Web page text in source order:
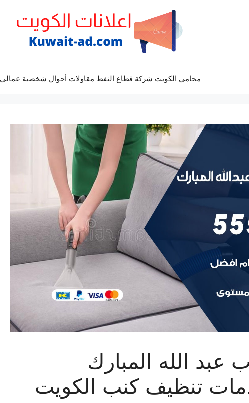
محامي الكويت شركة قطاع النفط مقاولات أحوال شخصية عمالي
الله المبارك